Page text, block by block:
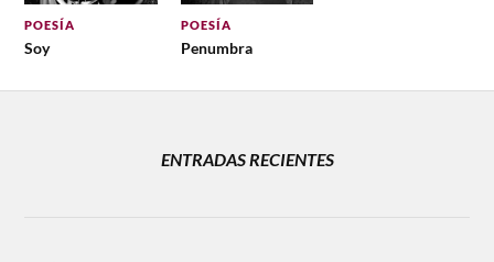
POESÍA
Soy
POESÍA
Penumbra
ENTRADAS RECIENTES